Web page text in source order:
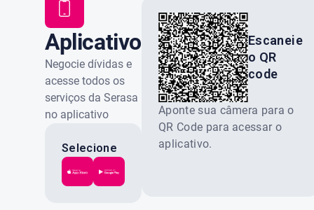
Aplicativo
Serasa
Negocie dívidas e
acesse todos os
serviços da Serasa
no aplicativo
100% seguro.
Selecione
a loja do
seu
Escaneie
o QR
code
Aponte sua câmera para o
QR Code para acessar o
aplicativo.